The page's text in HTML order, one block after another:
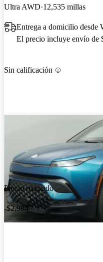
Ultra AWD 12,535 millas
Entrega a domicilio desde
El precio incluye envío de
Sin calificación
Precio reducido
-$2,984